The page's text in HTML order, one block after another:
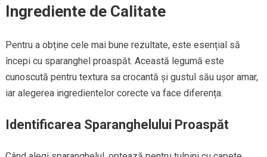
Ingrediente de Calitate
Pentru a obține cele mai bune rezultate, este esențial să
începi cu sparanghel proaspăt. Această legumă este
cunoscută pentru textura sa crocantă și gustul său ușor amar,
iar alegerea ingredientelor corecte va face diferența.
Identificarea Sparanghelului Proaspăt